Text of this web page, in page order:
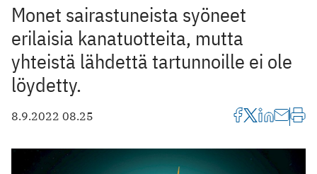
Monet sairastuneista syöneet
erilaisia kanatuotteita, mutta
yhteistä lähdettä tartunnoille ei ole
löydetty.
8.9.2022 08.25